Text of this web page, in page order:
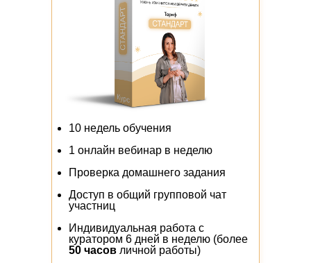
10 недель обучения
1 онлайн вебинар в неделю
Проверка домашнего задания
Доступ в общий групповой чат
участниц
Индивидуальная работа с
куратором 6 дней в неделю (более
50 часов личной работы)